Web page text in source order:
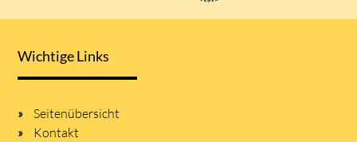
Wichtige Links
Seitenübersicht
Kontakt